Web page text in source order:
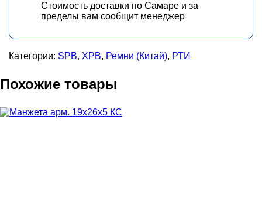
Стоимость доставки по Самаре и за
пределы вам сообщит менеджер
Категории: SPB, XPB, Ремни (Китай), РТИ
Похожие товары